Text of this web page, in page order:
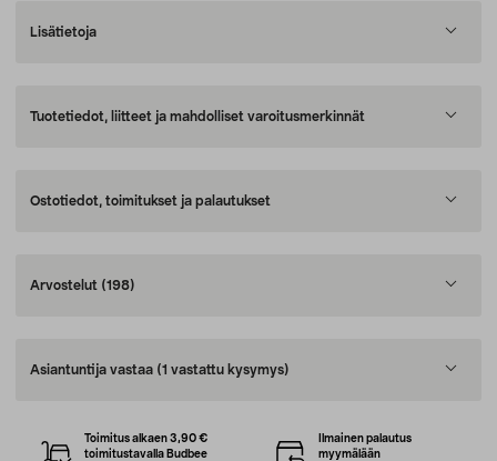
Lisätietoja
Tuotetiedot, liitteet ja mahdolliset varoitusmerkinnät
Ostotiedot, toimitukset ja palautukset
Arvostelut (198)
Asiantuntija vastaa (1 vastattu kysymys)
Toimitus alkaen 3,90 €
toimitustavalla Budbee
Ilmainen palautus
myymälään